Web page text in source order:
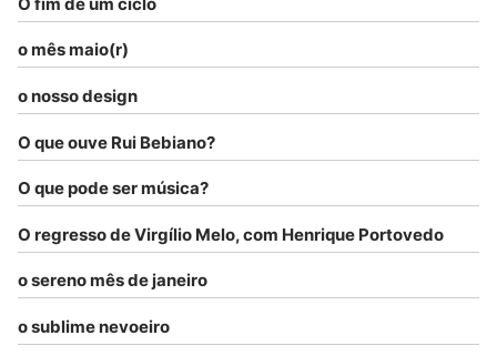
o mês maio(r)
o nosso design
O que ouve Rui Bebiano?
O que pode ser música?
O regresso de Virgílio Melo, com Henrique Portovedo
o sereno mês de janeiro
o sublime nevoeiro